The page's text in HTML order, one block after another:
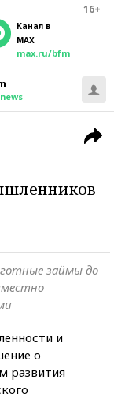
16+
Канал в
MAX
max.ru/bfm
займы до
и
о
развития